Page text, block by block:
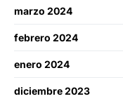
marzo 2024
febrero 2024
enero 2024
diciembre 2023